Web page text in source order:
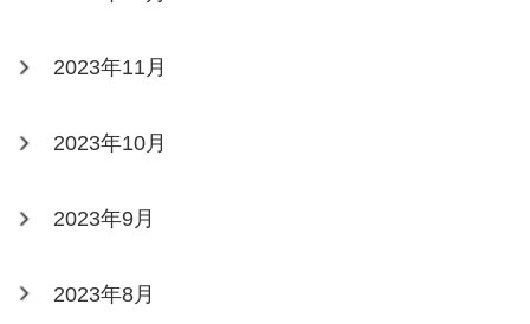
2023年11月
2023年10月
2023年9月
2023年8月